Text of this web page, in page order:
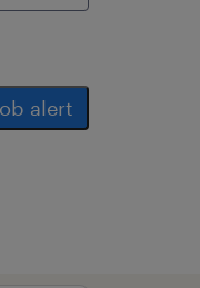
alert